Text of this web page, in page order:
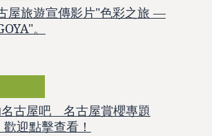
屋旅遊宣傳影片"色彩之旅 —
。
名古屋吧 名古屋賞櫻專題
迎點擊查看！